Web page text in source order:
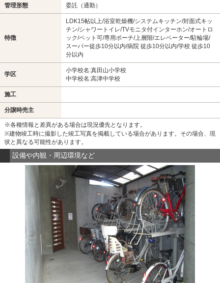
管理形態 委託（通勤）
特徴
LDK15帖以上/浴室乾燥機/システムキッチン/対面式キッ
チン/シャワートイレ/TVモニタ付インターホン/オートロ
ック/ペット可/専用ポーチ/上層階/エレベーター/駐輪場/
スーパー徒歩10分以内/病院 徒歩10分以内/学校 徒歩10
分以内
学区
小学校名:真田山小学校
中学校名:高津中学校
施工
分譲時売主
※各種情報と差異がある場合は現況優先となります。
※建物竣工時に撮影した竣工写真を掲載している場合があります。その場合、現
状と異なる可能性があります。
設備や内観・周辺環境など